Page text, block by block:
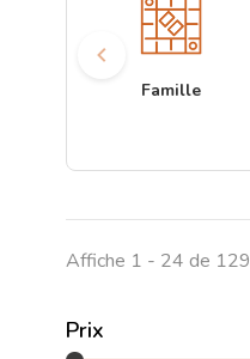
Famille
Affiche 1 - 24 de 129
Prix